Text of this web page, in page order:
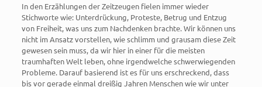
In den Erzählungen der Zeitzeugen fielen immer wieder
Stichworte wie: Unterdrückung, Proteste, Betrug und Entzug
von Freiheit, was uns zum Nachdenken brachte. Wir können uns
nicht im Ansatz vorstellen, wie schlimm und grausam diese Zeit
gewesen sein muss, da wir hier in einer für die meisten
traumhaften Welt leben, ohne irgendwelche schwerwiegenden
Probleme. Darauf basierend ist es für uns erschreckend, dass
bis vor gerade einmal dreißig Jahren Menschen wie wir unter